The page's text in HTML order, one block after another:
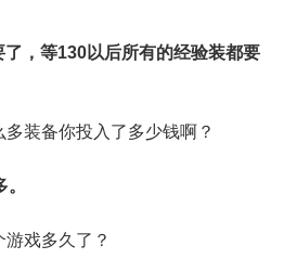
，等130以后所有的经验装都要
装备你投入了多少钱啊？
戏多久了？